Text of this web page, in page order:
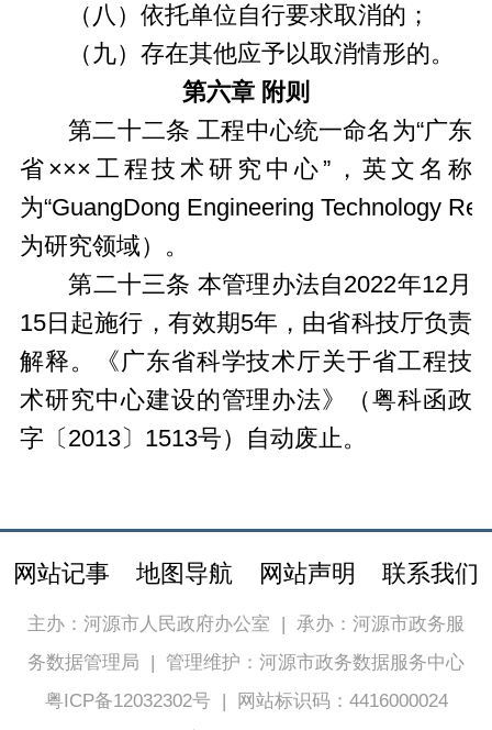
（八）依托单位自行要求取消的；
（九）存在其他应予以取消情形的。
第六章 附则
第二十二条 工程中心统一命名为“广东
省×××工程技术研究中心”，英文名称
为“GuangDong Engineering Technology
为研究领域）。
第二十三条 本管理办法自2022年12月
15日起施行，有效期5年，由省科技厅负责
解释。《广东省科学技术厅关于省工程技
术研究中心建设的管理办法》（粤科函政
字〔2013〕1513号）自动废止。
网站记事 地图导航 网站声明 联系我们
主办：河源市人民政府办公室 | 承办：河源市政务服
务数据管理局 | 管理维护：河源市政务数据服务中心
粤ICP备12032302号|
网站标识码：4416000024